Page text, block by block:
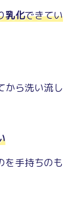
乳化できてい
ら洗い流し
手持ちのも